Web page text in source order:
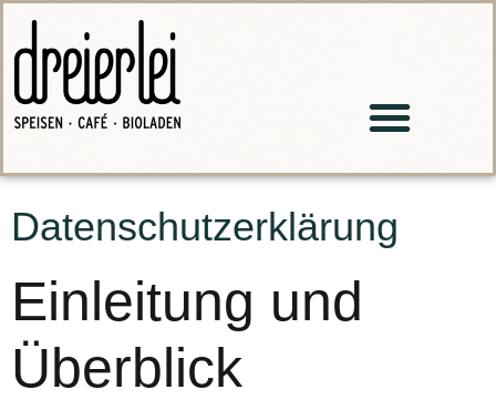
Datenschutzerklärung
Einleitung und
Überblick